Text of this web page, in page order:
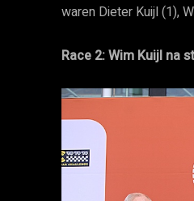
waren Dieter Kuijl (1),
Race 2: Wim Kuijl na